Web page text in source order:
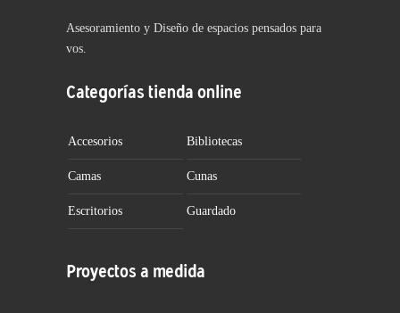
Asesoramiento y Diseño de espacios pensados para
vos.
Categorías tienda online
Accesorios Bibliotecas
Camas Cunas
Escritorios Guardado
Proyectos a medida